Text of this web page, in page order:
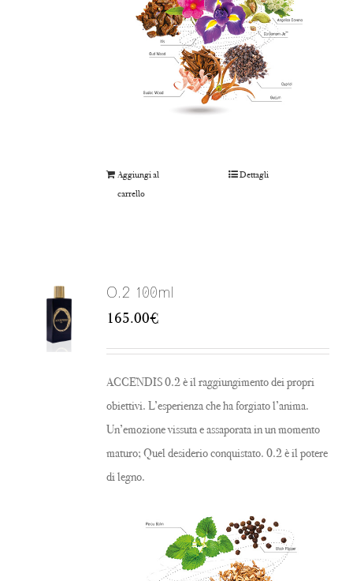
Aggiungi al
carrello
Dettagli
O.2 100ml
165.00€
ACCENDIS 0.2 è il raggiungimento dei propri
obiettivi. L’esperienza che ha forgiato l’anima.
Un’emozione vissuta e assaporata in un momento
maturo; Quel desiderio conquistato. 0.2 è il potere
di legno.